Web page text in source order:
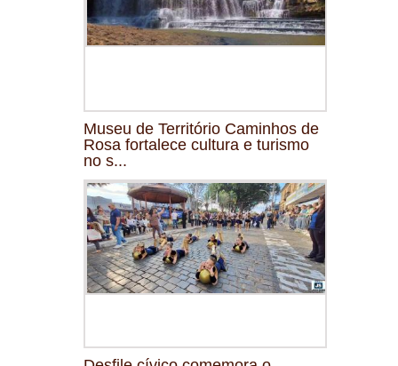
Museu de Território Caminhos de
Rosa fortalece cultura e turismo
no s...